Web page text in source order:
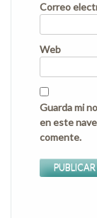
Correo
Web
Guarda mi
en este
comente.